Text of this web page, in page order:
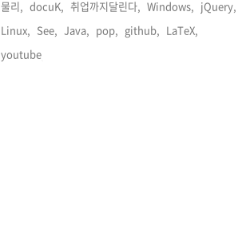
물리, docuK, 취업까지달린다, Windows, jQuery,
Linux, See, Java, pop, github, LaTeX,
youtube,